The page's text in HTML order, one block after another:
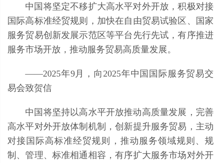
中国将坚定不移扩大高水平对外开放，积极对接
国际高标准经贸规则，加快在自由贸易试验区、国家
服务贸易创新发展示范区等平台先行先试，有序推进
服务市场开放，推动服务贸易高质量发展。
——2025年9月，向2025年中国国际服务贸易交
易会致贺信
中国将坚持以高水平开放推动高质量发展，完善
高水平对外开放体制机制，创新提升服务贸易，主动
对接国际高标准经贸规则，推动服务领域规则、规
制、管理、标准相通相容，有序扩大服务市场对外开